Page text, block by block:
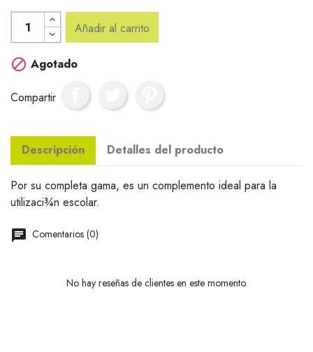
Añadir al carrito
 Agotado
Compartir
Descripción Detalles del producto
Por su completa gama, es un complemento ideal para la
utilizaci¾n escolar.
Comentarios (0)
No hay reseñas de clientes en este momento.